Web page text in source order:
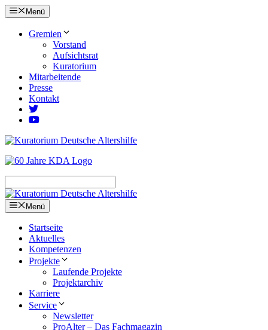
Zum
Inhalt
springen
Menü
Gremien
Vorstand
Aufsichtsrat
Kuratorium
Mitarbeitende
Presse
Kontakt
Menü
Startseite
Aktuelles
Kompetenzen
Projekte
Laufende Projekte
Projektarchiv
Karriere
Service
Newsletter
ProAlter – Das Fachmagazin